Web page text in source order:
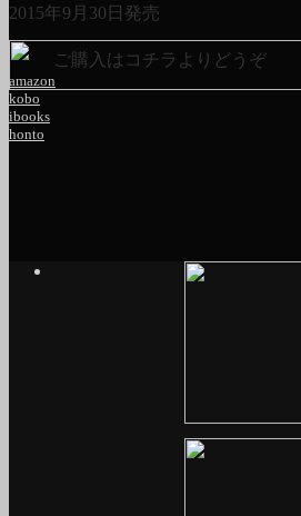
2015年9月30日発売
ご購入はコチラよりどうぞ
amazon
kobo
ibooks
honto